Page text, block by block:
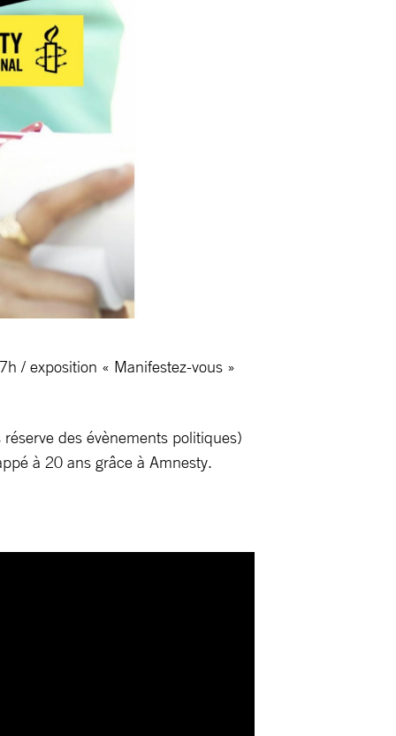
/ exposition « Manifestez-vous »
des évènements politiques)
à 20 ans grâce à Amnesty.